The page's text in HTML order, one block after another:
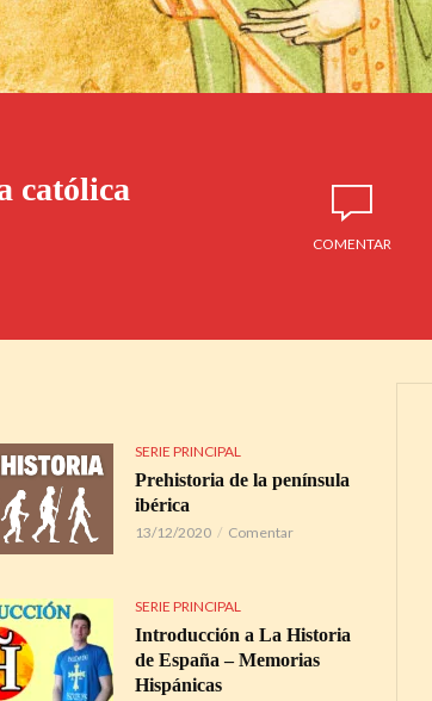
católica
COMENTAR
SERIE PRINCIPAL
Prehistoria de la península
ibérica
13/12/2020 Comentar
SERIE PRINCIPAL
Introducción a La Historia
de España – Memorias
Hispánicas